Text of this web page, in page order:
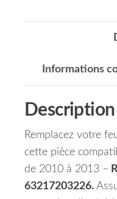
Informations
Description
Remplacez votre
cette pièce
de 2010 à 2013 –
63217203226.